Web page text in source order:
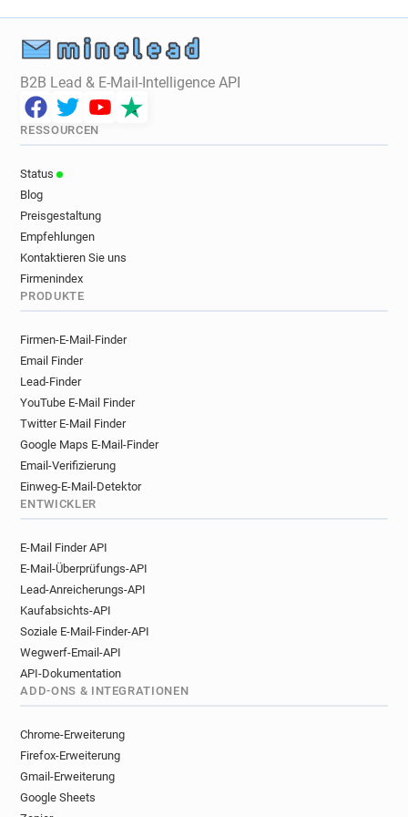
a*****@chinadaily.com.cn
b***********@chinadaily.com.cn
s*********@chinadaily.com.cn
k************@chinadaily.com.cn
x**********@chinadaily.com.cn
s********@chinadaily.com.cn
z***********@chinadaily.com.cn
c********@chinadaily.com.cn
t**********@chinadaily.com.cn
v*******@chinadaily.com.cn
r***********@chinadaily.com.cn
c*******@chinadaily.com.cn
h*********@chinadaily.com.cn
j********@chinadaily.com.cn
z*********@chinadaily.com.cn
p*********@chinadaily.com.cn
r*********@chinadaily.com.cn
q************@chinadaily.com.cn
y**********@chinadaily.com.cn
h********@chinadaily.com.cn
u********@chinadaily.com.cn
l***********@chinadaily.com.cn
m********@chinadaily.com.cn
h*****@chinadaily.com.cn
p**********@chinadaily.com.cn
B2B Lead & E-Mail-Intelligence API
RESSOURCEN
Status
Blog
Preisgestaltung
Empfehlungen
Kontaktieren Sie uns
Firmenindex
PRODUKTE
Firmen-E-Mail-Finder
Email Finder
Lead-Finder
YouTube E-Mail Finder
Twitter E-Mail Finder
Google Maps E-Mail-Finder
Email-Verifizierung
Einweg-E-Mail-Detektor
ENTWICKLER
E-Mail Finder API
E-Mail-Überprüfungs-API
Lead-Anreicherungs-API
Kaufabsichts-API
Soziale E-Mail-Finder-API
Wegwerf-Email-API
API-Dokumentation
ADD-ONS & INTEGRATIONEN
Chrome-Erweiterung
Firefox-Erweiterung
Gmail-Erweiterung
Google Sheets